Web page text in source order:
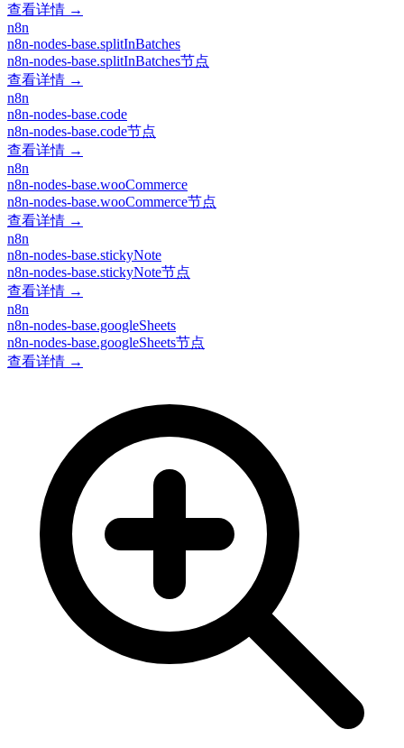
查看详情 →
n8n
n8n-nodes-base.splitInBatches
n8n-nodes-base.splitInBatches节点
查看详情 →
n8n
n8n-nodes-base.code
n8n-nodes-base.code节点
查看详情 →
n8n
n8n-nodes-base.wooCommerce
n8n-nodes-base.wooCommerce节点
查看详情 →
n8n
n8n-nodes-base.stickyNote
n8n-nodes-base.stickyNote节点
查看详情 →
n8n
n8n-nodes-base.googleSheets
n8n-nodes-base.googleSheets节点
查看详情 →